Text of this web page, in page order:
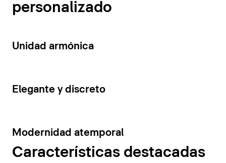
personalizado
14
Unidad armónica
15
Elegante y discreto
10
Modernidad atemporal
Características destacadas